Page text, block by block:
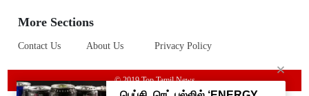
More Sections
Contact Us About Us Privacy Policy
© 2019 Top Tamil News